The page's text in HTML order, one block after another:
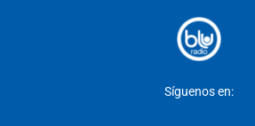
Síguenos en: